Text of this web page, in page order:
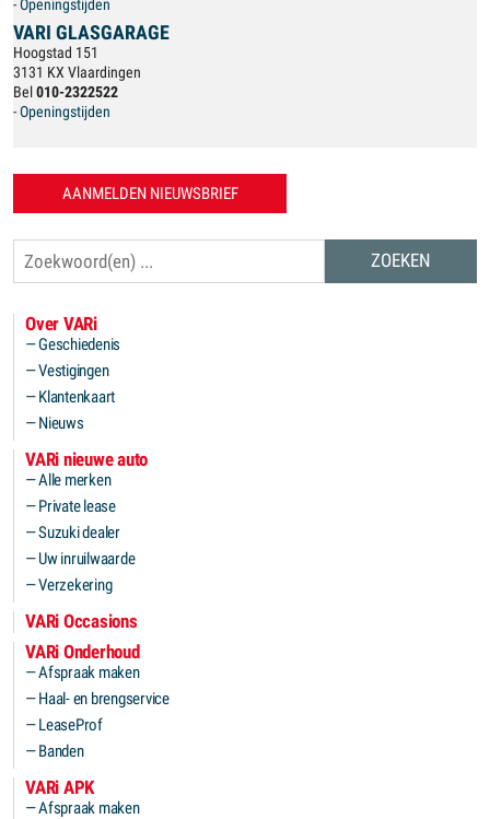
- Openingstijden
VARI GLASGARAGE
Hoogstad 151
3131 KX Vlaardingen
Bel 010-2322522
- Openingstijden
AANMELDEN NIEUWSBRIEF
Over VARi
Geschiedenis
Vestigingen
Klantenkaart
Nieuws
VARi nieuwe auto
Alle merken
Private lease
Suzuki dealer
Uw inruilwaarde
Verzekering
VARi Occasions
VARi Onderhoud
Afspraak maken
Haal- en brengservice
LeaseProf
Banden
VARi APK
Afspraak maken